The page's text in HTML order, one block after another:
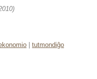
tutmondiĝo